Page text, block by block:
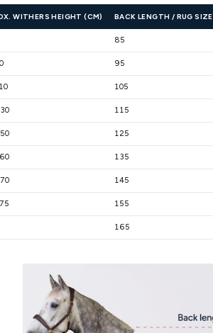
WITHERS HEIGHT (CM) BACK LENGTH / RUG SIZE
85
95
105
115
125
135
145
155
165